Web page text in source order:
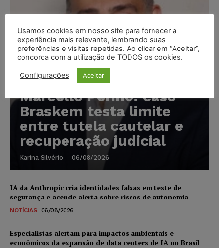
Marcello Perino: caso
Braskem testa limite
entre tutela cautelar e
recuperação judicial
Karina Silvério - 06/08/2026
IA da Anthropic cria identidades falsas em teste de
segurança e acende alerta sobre riscos de autonomia
NOTÍCIAS 06/08/2026
Especialistas alertam para impactos ambientais e
econômicos da expansão de data centers de IA no Brasil
Usamos cookies em nosso site para fornecer a
experiência mais relevante, lembrando suas
preferências e visitas repetidas. Ao clicar em “Aceitar”,
concorda com a utilização de TODOS os cookies.
Configurações Aceitar